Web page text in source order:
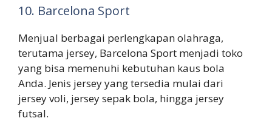
10. Barcelona Sport
Menjual berbagai perlengkapan olahraga,
terutama jersey, Barcelona Sport menjadi toko
yang bisa memenuhi kebutuhan kaus bola
Anda. Jenis jersey yang tersedia mulai dari
jersey voli, jersey sepak bola, hingga jersey
futsal.